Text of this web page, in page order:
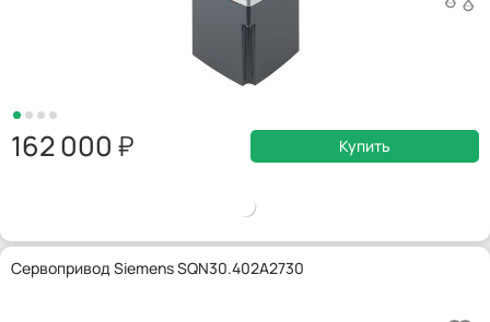
162 000 Купить
Сервопривод Siemens SQN30.402A2730